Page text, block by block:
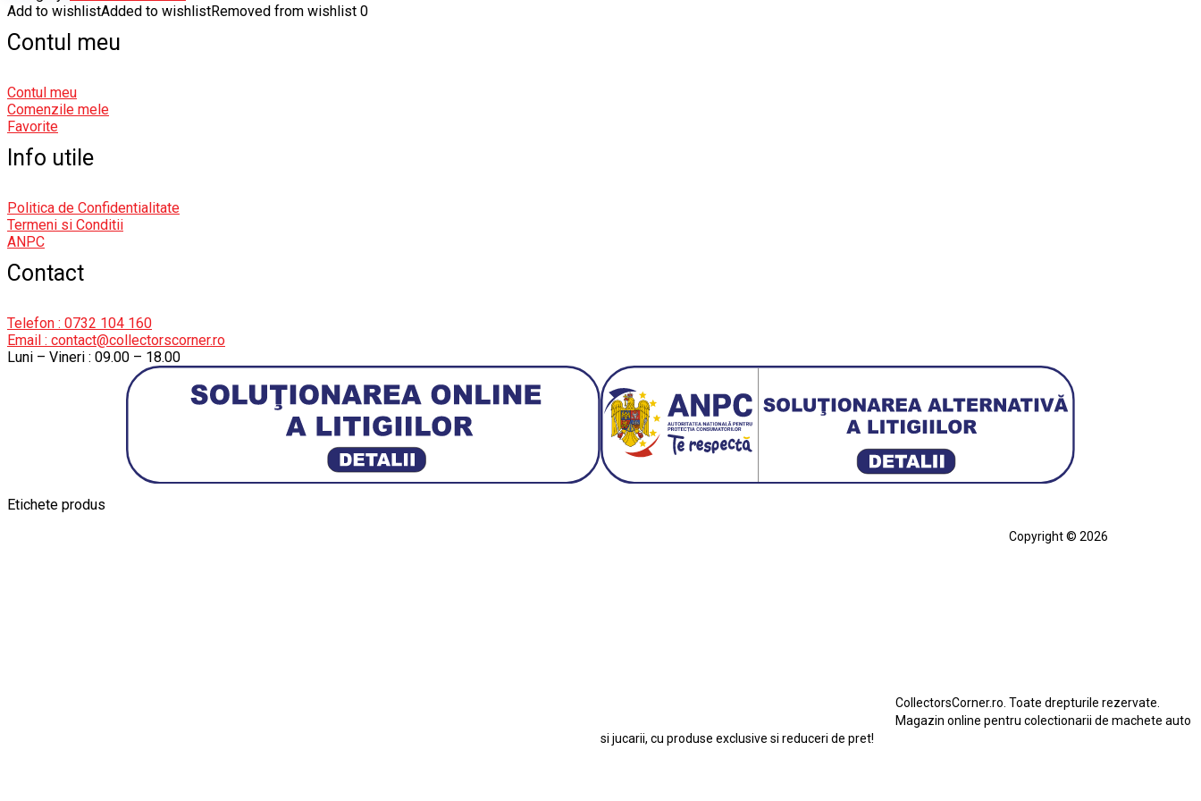
Add to wishlistAdded to wishlistRemoved from wishlist 0
Contul meu
Contul meu
Comenzile mele
Favorite
Info utile
Politica de Confidentialitate
Termeni si Conditii
ANPC
Contact
Telefon : 0732 104 160
Email : contact@collectorscorner.ro
Luni – Vineri : 09.00 – 18.00
Etichete produs
Copyright © 2026
CollectorsCorner.ro. Toate drepturile rezervate.
Magazin online pentru colectionarii de machete auto
si jucarii, cu produse exclusive si reduceri de pret!